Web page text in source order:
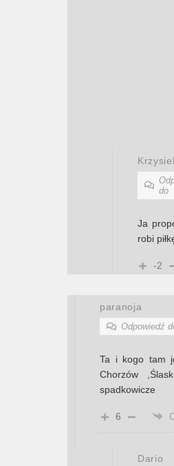
do
Ja
robi
-2
paranoja
Odpowiedź
Ta i kogo tam
Chorzów
spadkowicze
6
Dario